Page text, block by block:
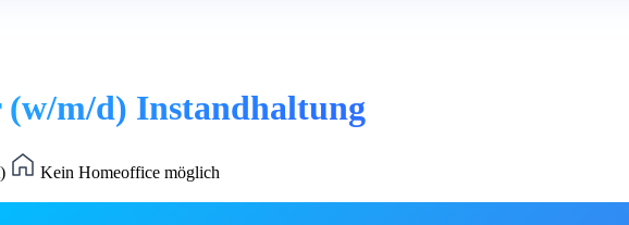
(w/m/d) Instandhaltung
Kein Homeoffice möglich